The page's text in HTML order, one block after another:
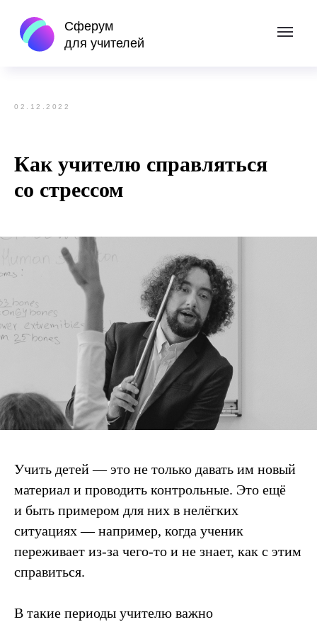
для учителей
назад
02.12.2022
Как учителю справляться
со стрессом
Учить детей — это не только давать им новый
материал и проводить контрольные. Это ещё
и быть примером для них в нелёгких
ситуациях — например, когда ученик
переживает из-за чего-то и не знает, как с этим
справиться.
В такие периоды учителю важно